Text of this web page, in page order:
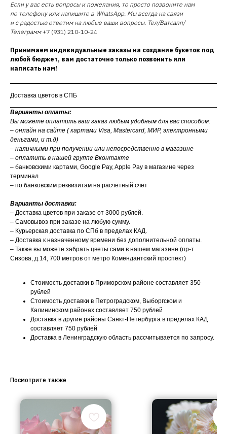
Если у вас есть вопросы и пожелания, то просто позвоните нам
по телефону или напишите в WhatsApp. Мы всегда на связи
и с радостью ответим на любые ваши вопросы. Тел/Ватсапп/
Телеграмм+7 (931) 210-10-24
Принимаем индивидуальные заказы на создание букетов под
любой бюджет, вам достаточно только позвонить или
написать нам!
Доставка цветов в СПБ
Варианты оплаты:
Вы можете оплатить ваш заказ любым удобным для вас способом:
– онлайн на сайте ( картами Visa, Mastercard, МИР, электронными
деньгами, и т.д)
– наличными при получении или непосредственно в магазине
– оплатить в нашей группе Вконтакте
– банковскими картами, Google Pay, Apple Pay в магазине через
терминал
– по банковским реквизитам на расчетный счет
Варианты доставки:
– Доставка цветов при заказе от 3000 рублей.
– Самовывоз при заказе на любую сумму.
– Курьерская доставка по СПб в пределах КАД.
– Доставка к назначенному времени без дополнительной оплаты.
– Также вы можете забрать цветы сами в нашем магазине (пр-т
Сизова, д.14, 700 метров от метро Комендантский проспект)
Стоимость доставки в Приморском районе составляет 350
рублей
Стоимость доставки в Петроградском, Выборгском и
Калининском районах составляет 750 рублей
Доставка в другие районы Санкт-Петербурга в пределах КАД
составляет 750 рублей
Доставка в Ленинградскую область рассчитывается по запросу.
Посмотрите также